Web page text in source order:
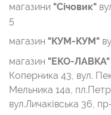
магазини "Січовик"
5
магазин "КУМ-КУМ"
магазин "ЕКО-ЛАВКА"
Коперника 43, вул.
Мельника 14а,
вул.Личаківська 36,